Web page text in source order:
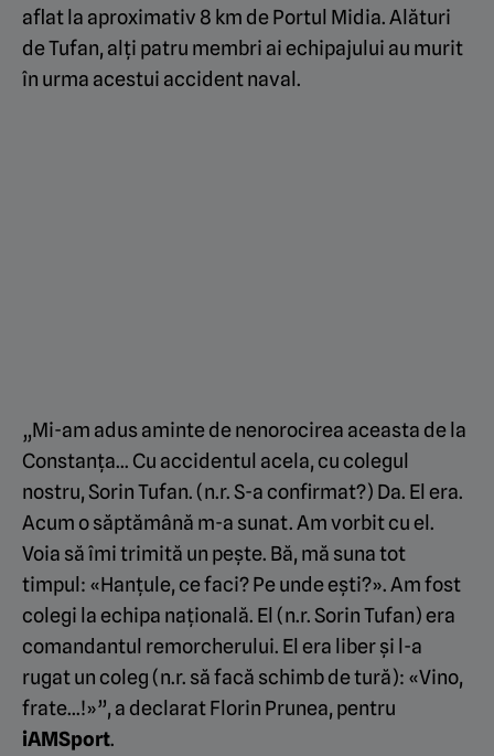
aflat la aproximativ 8 km de Portul Midia. Alături
de Tufan, alți patru membri ai echipajului au murit
în urma acestui accident naval.
„Mi-am adus aminte de nenorocirea aceasta de la
Constanța… Cu accidentul acela, cu colegul
nostru, Sorin Tufan. (n.r. S-a confirmat?) Da. El era.
Acum o săptămână m-a sunat. Am vorbit cu el.
Voia să îmi trimită un pește. Bă, mă suna tot
timpul: «Hanțule, ce faci? Pe unde ești?». Am fost
colegi la echipa națională. El (n.r. Sorin Tufan) era
comandantul remorcherului. El era liber și l-a
rugat un coleg (n.r. să facă schimb de tură): «Vino,
frate…!»”, a declarat Florin Prunea, pentru
iAMSport.